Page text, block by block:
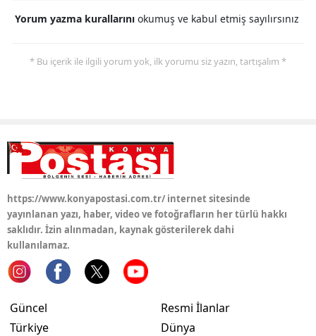
Bartın
Osmaniye
Düzce
Yorum yazma kurallarını okumuş ve kabul etmiş sayılırsınız
* Bu içerik ile ilgili yorum yok, ilk yorumu siz yazın, tartışalım *
https://www.konyapostasi.com.tr/ internet sitesinde
yayınlanan yazı, haber, video ve fotoğrafların her türlü hakkı
saklıdır. İzin alınmadan, kaynak gösterilerek dahi
kullanılamaz.
Güncel
Türkiye
Resmi İlanlar
Dünya